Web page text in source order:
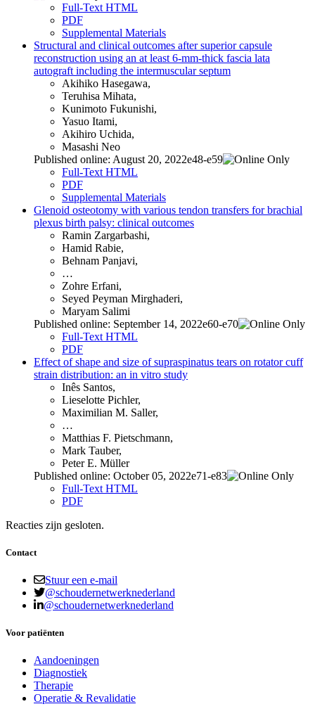
Full-Text HTML
PDF
Supplemental Materials
Structural and clinical outcomes after superior capsule
reconstruction using an at least 6-mm-thick fascia lata
autograft including the intermuscular septum
Akihiko Hasegawa,
Teruhisa Mihata,
Kunimoto Fukunishi,
Yasuo Itami,
Akihiro Uchida,
Masashi Neo
Published online: August 20, 2022e48-e59
Full-Text HTML
PDF
Supplemental Materials
Glenoid osteotomy with various tendon transfers for brachial
plexus birth palsy: clinical outcomes
Ramin Zargarbashi,
Hamid Rabie,
Behnam Panjavi,
…
Zohre Erfani,
Seyed Peyman Mirghaderi,
Maryam Salimi
Published online: September 14, 2022e60-e70
Full-Text HTML
PDF
Effect of shape and size of supraspinatus tears on rotator cuff
strain distribution: an in vitro study
Inês Santos,
Lieselotte Pichler,
Maximilian M. Saller,
…
Matthias F. Pietschmann,
Mark Tauber,
Peter E. Müller
Published online: October 05, 2022e71-e83
Full-Text HTML
PDF
Reacties zijn gesloten.
Contact
Stuur een e-mail
@schoudernetwerknederland
@schoudernetwerknederland
Voor patiënten
Aandoeningen
Diagnostiek
Therapie
Operatie & Revalidatie